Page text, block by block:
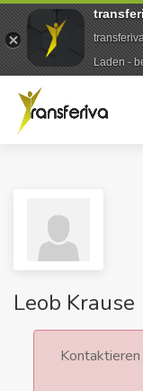
Leob Krause
Laden -